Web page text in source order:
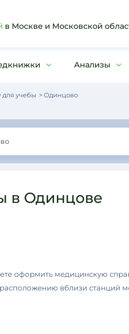
в Москве и Московской
Анализы
учебы Одинцово
в Одинцове
оформить медицинскую
вблизи станций